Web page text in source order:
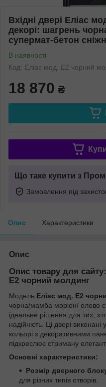
Вхідні двері Еліас
декорі: шагрень
супермат-бетон
В наявності
Код: Еліас мод. Е2 чорний
18 870 ₴
Що таке купити з
Замовлення під
Опис Характеристики
Опис
Опис товару для
Е2 чорний молдинг
Модель Еліас мод. Е2
чорна/мамба моріон/ олово
ідеальне рішення для тих,
надійність. Ці двері
кольорі з декоративними
підкреслює стриману
Основні характеристики:
Розмір дверного
для різних типів отворів.